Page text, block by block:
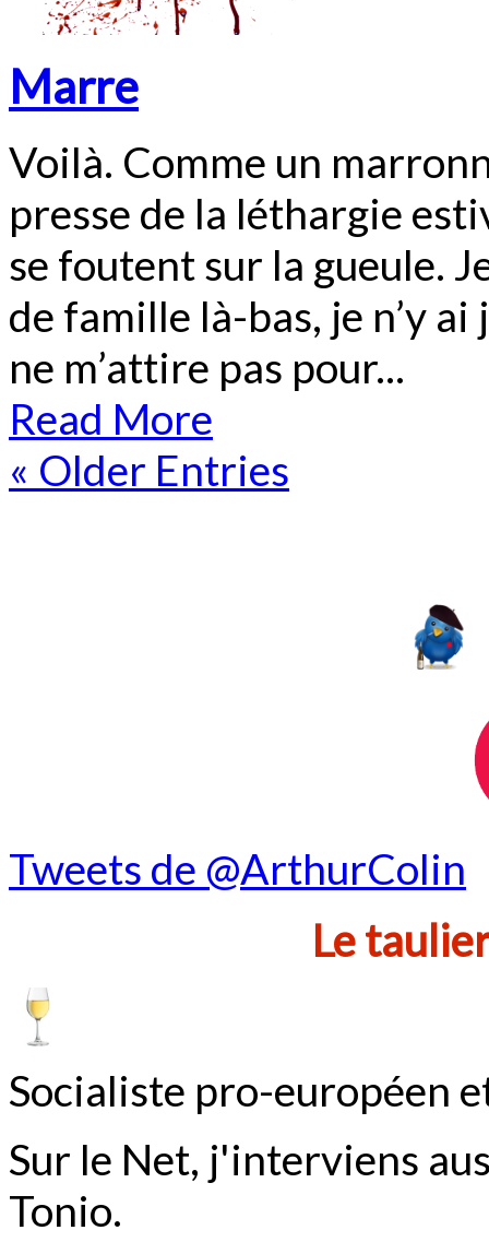
Marre
Voilà. Comme un
presse de la léthargie
se foutent sur la gueule.
de famille là-bas, je n’y
ne m’attire pas pour...
Read More
« Older Entries
Tweets de @ArthurColin
Le
Socialiste pro-européen
Sur le Net, j'interviens
Tonio.